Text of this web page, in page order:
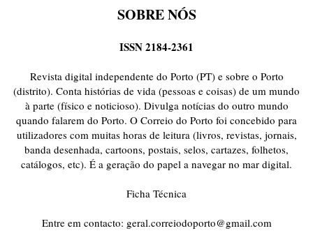
SOBRE NÓS
ISSN 2184-2361
Revista digital independente do Porto (PT) e sobre o Porto
(distrito). Conta histórias de vida (pessoas e coisas) de um mundo
à parte (físico e noticioso). Divulga notícias do outro mundo
quando falarem do Porto. O Correio do Porto foi concebido para
utilizadores com muitas horas de leitura (livros, revistas, jornais,
banda desenhada, cartoons, postais, selos, cartazes, folhetos,
catálogos, etc). É a geração do papel a navegar no mar digital.
Ficha Técnica
Entre em contacto: geral.correiodoporto@gmail.com